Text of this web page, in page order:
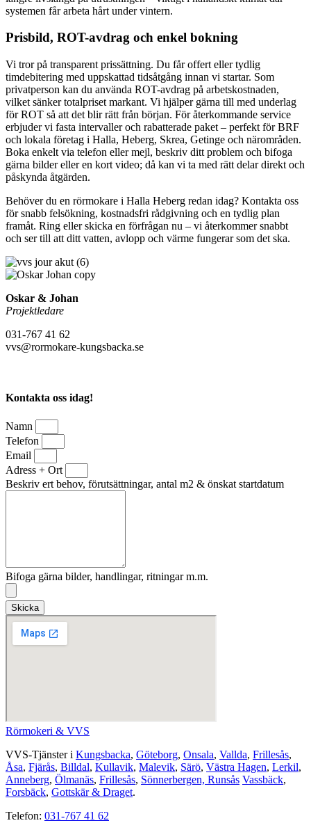
systemen får arbeta hårt under vintern.
Prisbild, ROT-avdrag och enkel bokning
Vi tror på transparent prissättning. Du får offert eller tydlig
timdebitering med uppskattad tidsåtgång innan vi startar. Som
privatperson kan du använda ROT-avdrag på arbetskostnaden,
vilket sänker totalpriset markant. Vi hjälper gärna till med underlag
för ROT så att det blir rätt från början. För återkommande service
erbjuder vi fasta intervaller och rabatterade paket – perfekt för BRF
och lokala företag i Halla, Heberg, Skrea, Getinge och närområden.
Boka enkelt via telefon eller mejl, beskriv ditt problem och bifoga
gärna bilder eller en kort video; då kan vi ta med rätt delar direkt och
påskynda åtgärden.
Behöver du en rörmokare i Halla Heberg redan idag? Kontakta oss
för snabb felsökning, kostnadsfri rådgivning och en tydlig plan
framåt. Ring eller skicka en förfrågan nu – vi återkommer snabbt
och ser till att ditt vatten, avlopp och värme fungerar som det ska.
Oskar & Johan
Projektledare
031-767 41 62
vvs@rormokare-kungsbacka.se
Kontakta oss idag!
Namn
Telefon
Email
Adress + Ort
Beskriv ert behov, förutsättningar, antal m2 & önskat startdatum
Bifoga gärna bilder, handlingar, ritningar m.m.
Skicka
Rörmokeri & VVS
VVS-Tjänster i Kungsbacka, Göteborg, Onsala, Vallda, Frillesås,
Åsa, Fjärås, Billdal, Kullavik, Malevik, Särö, Västra Hagen, Lerkil,
Anneberg, Ölmanäs, Frillesås, Sönnerbergen, Runsås Vassbäck,
Forsbäck, Gottskär & Draget.
Telefon: 031-767 41 62